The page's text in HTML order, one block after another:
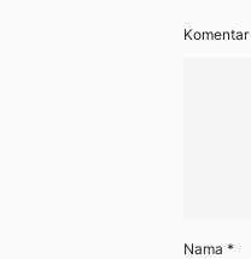
Komentar
Nama *